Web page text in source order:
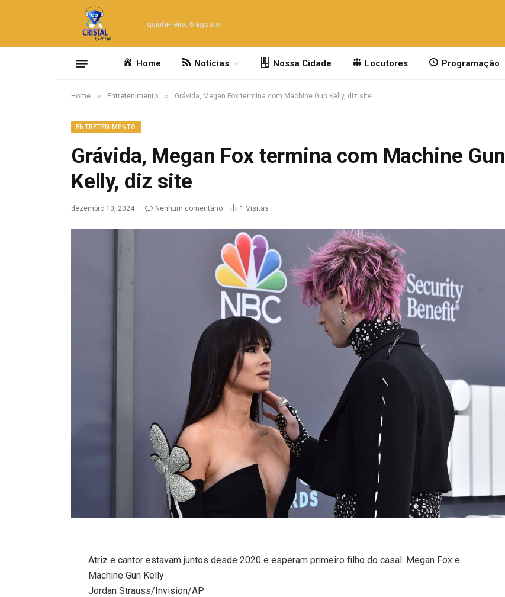
quinta-feira, 6 agosto
Home Notícias Nossa Cidade Locutores Programação
Home » Entretenimento » Grávida, Megan Fox termina com Machine Gun Kelly, diz site
ENTRETENIMENTO
Grávida, Megan Fox termina com Machine Gun
Kelly, diz site
dezembro 10, 2024 Nenhum comentário 1 Visitas
Atriz e cantor estavam juntos desde 2020 e esperam primeiro filho do casal. Megan Fox e
Machine Gun Kelly
Jordan Strauss/Invision/AP